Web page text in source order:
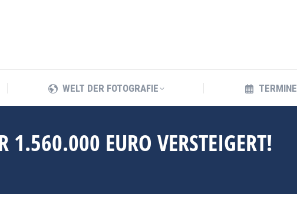
WELT DER FOTOGRAFIE TERMINE
1.560.000 EURO VERSTEIGERT!